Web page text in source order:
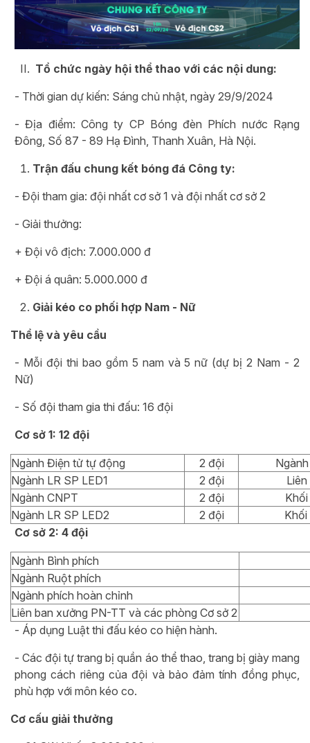
Tổ chức ngày hội thể thao với các nội dung:
- Thời gian dự kiến: Sáng chủ nhật, ngày 29/9/2024
- Địa điểm: Công ty CP Bóng đèn Phích nước Rạng
Đông, Số 87 - 89 Hạ Đình, Thanh Xuân, Hà Nội.
Trận đấu chung kết bóng đá Công ty:
- Đội tham gia: đội nhất cơ sở 1 và đội nhất cơ sở 2
- Giải thưởng:
+ Đội vô địch: 7.000.000 đ
+ Đội á quân: 5.000.000 đ
Giải kéo co phối hợp Nam - Nữ
Thể lệ và yêu cầu
- Mỗi đội thi bao gồm 5 nam và 5 nữ (dự bị 2 Nam - 2
Nữ)
- Số đội tham gia thi đấu: 16 đội
Cơ sở 1: 12 đội
Ngành Điện tử tự động 2 đội
Ngành LR SP LED1
2 đội
Ngành CNPT
2 đội
Ngành LR SP LED2
2 đội
Khối
Cơ sở 2: 4 đội
Ngành Bình phích
Ngành Ruột phích
Ngành phích hoàn chỉnh
Liên ban xưởng PN-TT và các phòng Cơ sở 2
- Áp dụng Luật thi đấu kéo co hiện hành.
- Các đội tự trang bị quần áo thể thao, trang bị giày mang
phong cách riêng của đội và bảo đảm tính đồng phục,
phù hợp với môn kéo co.
Cơ cấu giải thưởng